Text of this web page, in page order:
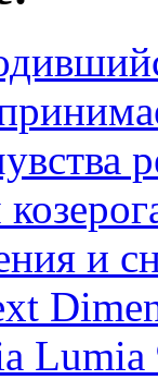
и
Lumia